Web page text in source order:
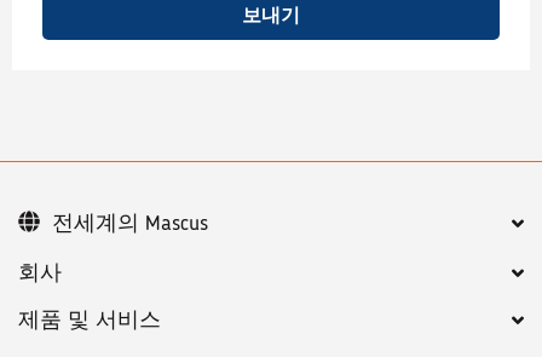
보내기
회사
제품 및 서비스
전세계의 Mascus